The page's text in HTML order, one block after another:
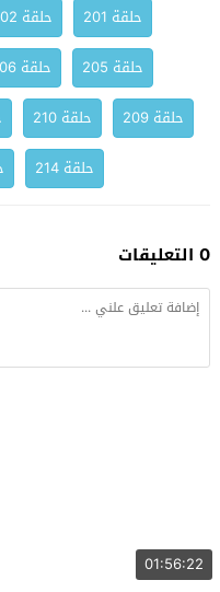
حلقة 201 حلقة 202
حلقة 205
حلقة 206
حلقة 209
حلقة 210
حلقة 214
0 التعليقات
01:56:22